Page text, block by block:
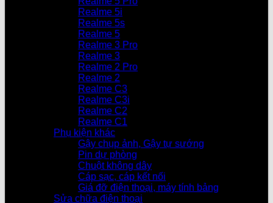
Realme 5i
Realme 5s
Realme 5
Realme 3 Pro
Realme 3
Realme 2 Pro
Realme 2
Realme C3
Realme C3i
Realme C2
Realme C1
Phụ kiện khác
Gậy chụp ảnh, Gậy tự sướng
Pin dự phòng
Chuột không dây
Cáp sạc, cáp kết nối
Giá đỡ điện thoại, máy tính bảng
Sửa chữa điện thoại